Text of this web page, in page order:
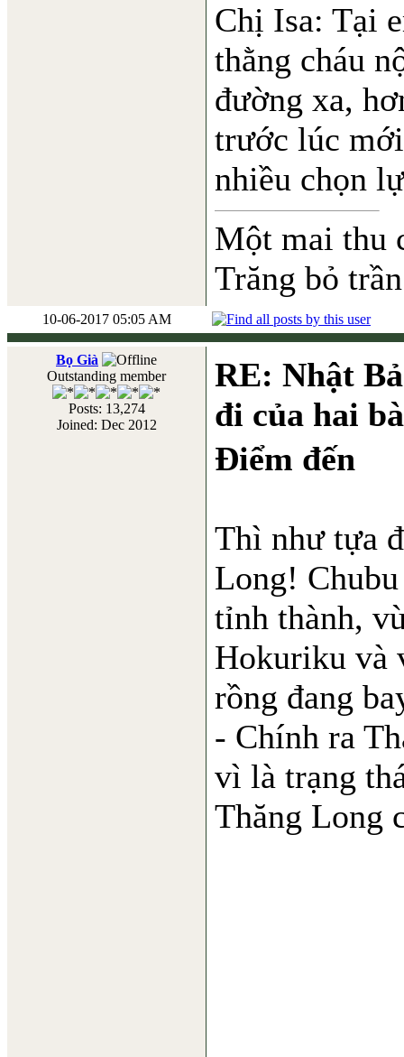
Chị Isa: Tại
thằng cháu
đường xa,
trước lúc
nhiều chọn
Một mai thu
Trăng bỏ
10-06-2017 05:05 AM
Bọ Già
Outstanding member
Posts: 13,274
Joined: Dec 2012
RE: Nhật
đi của hai
Điểm đến
Thì như tựa
Long!
tỉnh thành,
Hokuriku và
rồng đang
- Chính ra
vì là trạng
Thăng Long